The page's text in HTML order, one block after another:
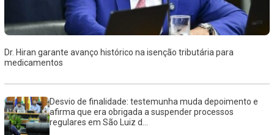
Dr. Hiran garante avanço histórico na isenção tributária para
medicamentos
Desvio de finalidade: testemunha muda depoimento e
afirma que era obrigada a suspender processos
regulares em São Luiz d...